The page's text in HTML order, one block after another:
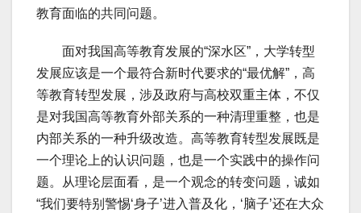
教育面临的共同问题。
面对我国高等教育发展的“深水区”，大学转型
发展应该是一个最符合新时代要求的“最优解”，高
等教育转型发展，涉及政府与高校双重主体，不仅
是对我国高等教育外部关系的一种清理重整，也是
内部关系的一种升级改造。高等教育转型发展既是
一个理论上的认识问题，也是一个实践中的操作问
题。从理论层面看，是一个观念的转变问题，诚如
“我们要特别警惕‘身子’进入普及化，‘脑子’还在大众